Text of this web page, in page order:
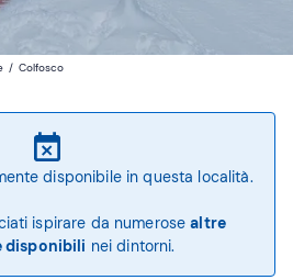
/ Colfosco
disponibile in questa località.
ispirare da numerosealtre
disponibili nei dintorni.